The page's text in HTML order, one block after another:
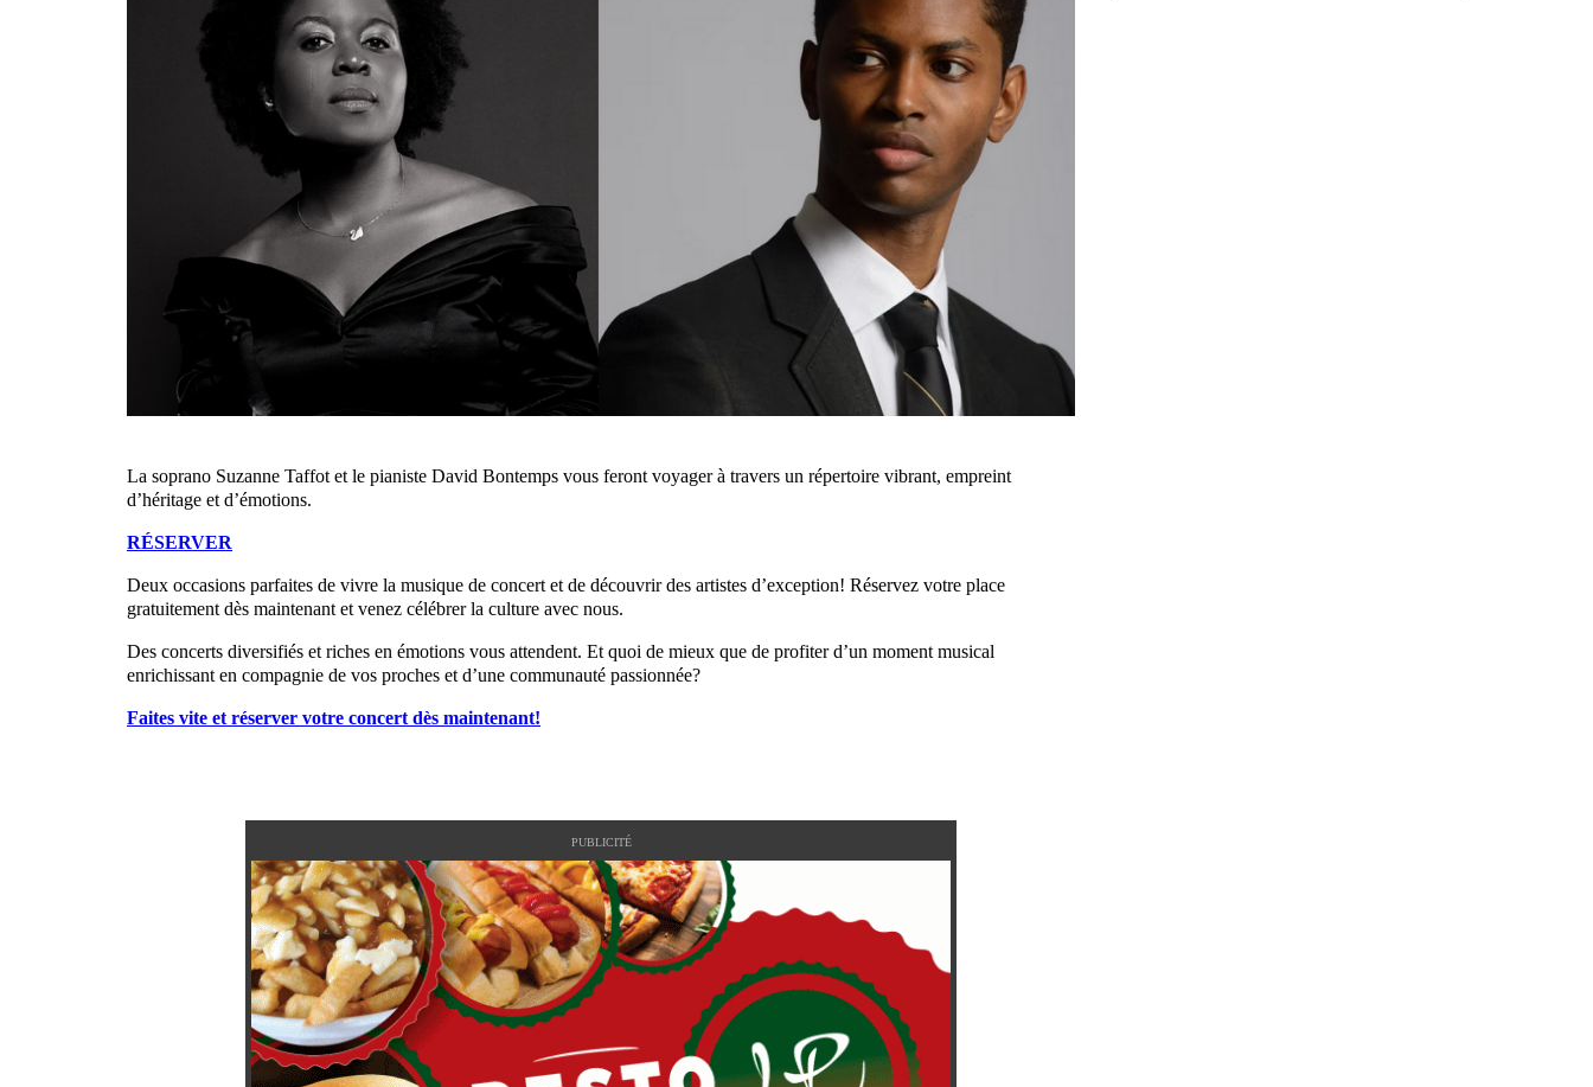
La soprano Suzanne Taffot et le pianiste David Bontemps vous feront voyager à travers un répertoire vibrant, empreint
d’héritage et d’émotions.
RÉSERVER
Deux occasions parfaites de vivre la musique de concert et de découvrir des artistes d’exception! Réservez votre place
gratuitement dès maintenant et venez célébrer la culture avec nous.
Des concerts diversifiés et riches en émotions vous attendent. Et quoi de mieux que de profiter d’un moment musical
enrichissant en compagnie de vos proches et d’une communauté passionnée?
Faites vite et réserver votre concert dès maintenant!
PUBLICITÉ